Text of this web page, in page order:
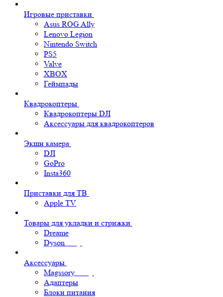
Игровые приставки
Asus ROG Ally
Lenovo Legion
Nintendo Switch
PS5
Valve
XBOX
Геймпады
Квадрокоптеры
Квадрокоптеры DJI
Аксессуары для квадрокоптеров
Экшн камера
DJI
GoPro
Insta360
Приставки для ТВ
Apple TV
Товары для укладки и стрижки
Dreame
Dyson
Аксессуары
Magssory
Адаптеры
Блоки питания